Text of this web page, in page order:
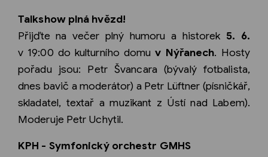
Talkshow plná hvězd!
Přijďte na večer plný humoru a historek 5. 6.
v 19:00 do kulturního domuv Nýřanech. Hosty
pořadu jsou: Petr Švancara (bývalý fotbalista,
dnes bavič a moderátor) a Petr Lüftner (písničkář,
skladatel, textař a muzikant z Ústí nad Labem).
Moderuje Petr Uchytil.
KPH - Symfonický orchestr GMHS